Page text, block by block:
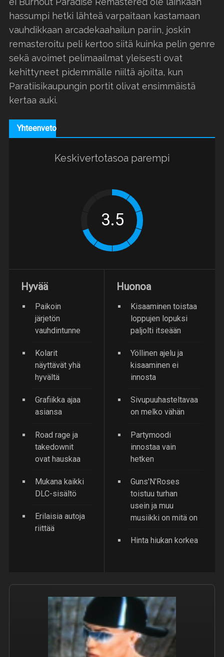
hassumpi hetki lähteä varpaitaan kastamaan
vauhdikkaan arcadekaahailun pariin, joskin
remasteroitu peli kertoo siitä kuinka pelin genre
sekä avoimet pelimaailmat yleisesti ovat
kehittyneet pidemmälle niiltä ajoilta, kun
Paratiisikaupungin portit olivat ensimmäistä
kertaa auki.
Yhteenveto
Keskivertotasoa parempi
Hyvää
Paikoin
järjetön
vauhdintunne
Kolarit
näyttävät yhä
hyvältä
Grafiikka ajaa
asiansa
Road rage ja
takedownit
ovat hauskaa
Mukana kaikki
DLC-sisältö
Erilaisia autoja
riittää
Huonoa
Kisaaminen toistaa
loppujen lopuksi
paljolti itseään
Yöllinen ajelu ja
kisaaminen ei
innosta
Sivupuuhasteltavaa
on melko vähän
Partymoodi
innostaa vain
hetken
Guns'N'Roses
toistuu turhan
usein ja muu
musiikki on mitä on
Hinta hiukan korkea